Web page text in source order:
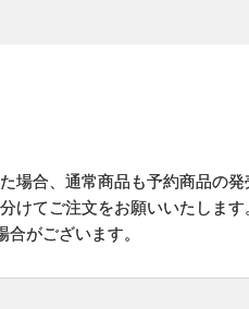
場合、通常商品も予約商品の発
てご注文をお願いいたします
がございます。